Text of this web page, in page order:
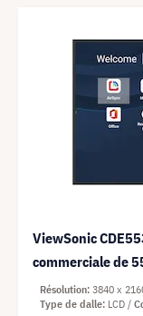
ViewSonic
commerciale de
Résolution 3840 x
Type de dalle LCD